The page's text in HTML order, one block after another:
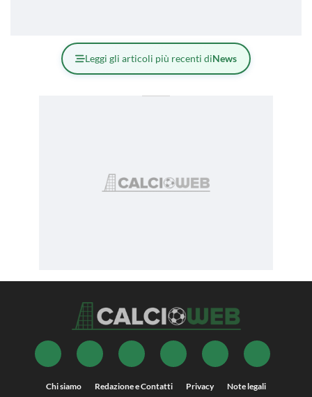
Leggi gli articoli più recenti diNews
Chi siamo Redazione e Contatti Privacy Note legali